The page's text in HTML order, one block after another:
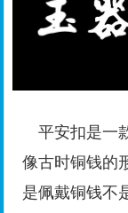
平安扣是一
像古时铜钱的
是佩戴铜钱不